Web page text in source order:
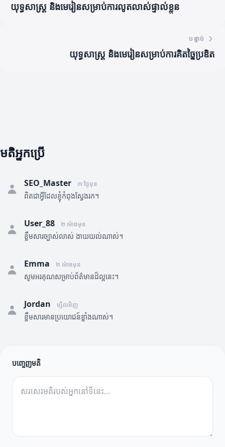
យុទ្ធសាស្ត្រ និងមេរៀនសម្រាប់ការលូតលាស់ផ្ទាល់ខ្លួន
បន្ទាប់
យុទ្ធសាស្ត្រ និងមេរៀនសម្រាប់ការគិតច្នៃប្រឌិត
មតិអ្នកប្រើ
SEO_Master ៣ ថ្ងៃមុន
ពិតជាអ្វីដែលខ្ញុំកំពុងស្វែងរក។
User_88 ២ ម៉ោងមុន
ខ្លឹមសារច្បាស់លាស់ ងាយយល់ណាស់។
Emma ២ ម៉ោងមុន
សូមអរគុណសម្រាប់ព័ត៌មានដ៏ល្អនេះ។
Jordan ម្សិលមិញ
ខ្លឹមសារមានប្រយោជន៍ខ្លាំងណាស់។
បញ្ចេញមតិ